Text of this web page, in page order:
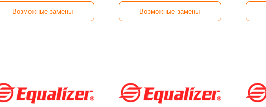
Возможные замены Возможные замены